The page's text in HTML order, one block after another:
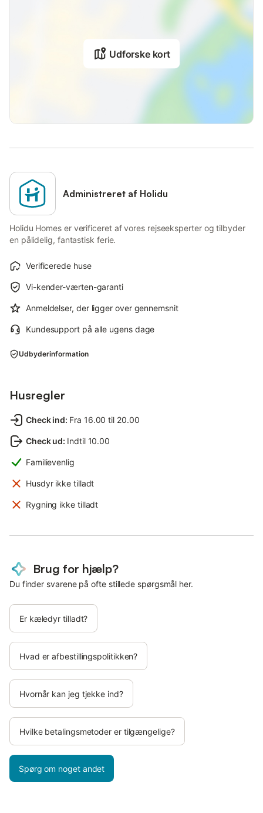
Udforske kort
Administreret af Holidu
Holidu Homes er verificeret af vores rejseeksperter og tilbyder
en pålidelig, fantastisk ferie.
Verificerede huse
Vi-kender-værten-garanti
Anmeldelser, der ligger over gennemsnit
Kundesupport på alle ugens dage
Udbyderinformation
Husregler
Check ind: Fra 16.00 til 20.00
Check ud: Indtil 10.00
Familievenlig
Husdyr ikke tilladt
Rygning ikke tilladt
Brug for hjælp?
Du finder svarene på ofte stillede spørgsmål her.
Er kæledyr tilladt?
Hvad er afbestillingspolitikken?
Hvornår kan jeg tjekke ind?
Hvilke betalingsmetoder er tilgængelige?
Spørg om noget andet